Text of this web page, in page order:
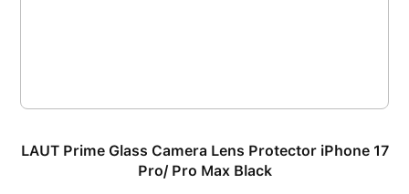
LAUT Prime Glass Camera Lens Protector iPhone 17
Pro/ Pro Max Black